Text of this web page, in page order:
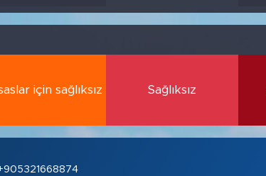
için sağlıksız Sağlıksız